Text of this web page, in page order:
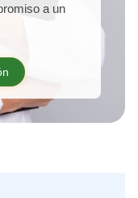
a un